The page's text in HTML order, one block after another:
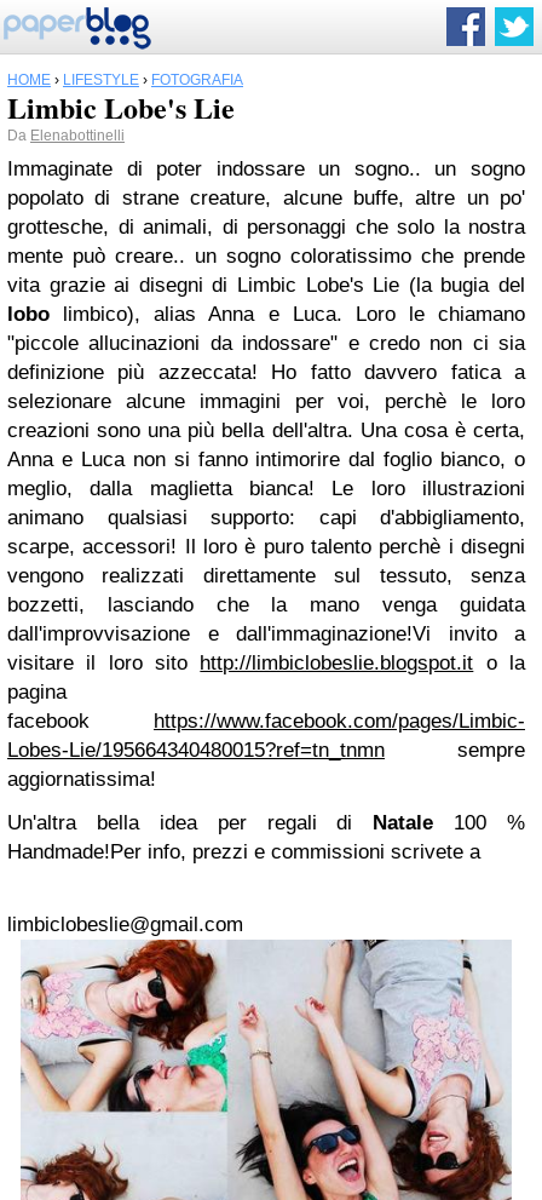
HOME › LIFESTYLE › FOTOGRAFIA
Limbic Lobe's Lie
Da Elenabottinelli
Immaginate di poter indossare un sogno.. un sogno
popolato di strane creature, alcune buffe, altre un po'
grottesche, di animali, di personaggi che solo la nostra
mente può creare.. un sogno coloratissimo che prende
vita grazie ai disegni di Limbic Lobe's Lie (la bugia del
lobo limbico), alias Anna e Luca. Loro le chiamano
"piccole allucinazioni da indossare" e credo non ci sia
definizione più azzeccata! Ho fatto davvero fatica a
selezionare alcune immagini per voi, perchè le loro
creazioni sono una più bella dell'altra. Una cosa è certa,
Anna e Luca non si fanno intimorire dal foglio bianco, o
meglio, dalla maglietta bianca! Le loro illustrazioni
animano qualsiasi supporto: capi d'abbigliamento,
scarpe, accessori! Il loro è puro talento perchè i disegni
vengono realizzati direttamente sul tessuto, senza
bozzetti, lasciando che la mano venga guidata
dall'improvvisazione e dall'immaginazione!Vi invito a
visitare il loro sito http://limbiclobeslie.blogspot.it o la
pagina
facebook https://www.facebook.com/pages/Limbic-
Lobes-Lie/195664340480015?ref=tn_tnmn sempre
aggiornatissima!
Un'altra bella idea per regali di Natale 100 %
Handmade!Per info, prezzi e commissioni scrivete a
limbiclobeslie@gmail.com